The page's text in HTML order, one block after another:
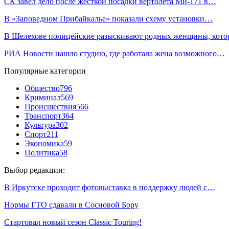
В «Заповедном Прибайкалье» показали схему установки…
В Шелехове полицейские разыскивают родных женщины,
РИА Новости нашло студию, где работала жена возможного…
Популярные категории
Общество796
Криминал569
Происшествия566
Транспорт364
Культура302
Спорт211
Экономика59
Политика58
Выбор редакции:
В Иркутске проходит фотовыставка в поддержку людей с…
Нормы ГТО сдавали в Сосновой Бору
Стартовал новый сезон Classic Touring!